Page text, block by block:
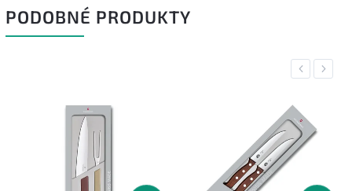
PODOBNÉ PRODUKTY
Previous
Next